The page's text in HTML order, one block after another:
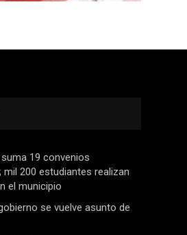
19 convenios
mil 200 estudiantes realizan
el municipio
se vuelve asunto de